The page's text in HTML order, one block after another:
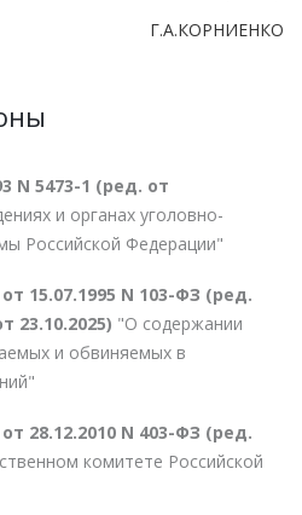
Г.А.КОРНИЕНКО
N 5473-1 (ред. от
и органах уголовно-
Российской Федерации"
15.07.1995 N 103-ФЗ (ред.
23.10.2025) "О содержании
и обвиняемых в
28.12.2010 N 403-ФЗ (ред.
комитете Российской